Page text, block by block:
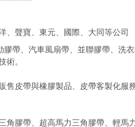
、聲寶、東元、國際、大同等公司
膠帶、汽車風扇帶、並聯膠帶、洗
術。
售皮帶與橡膠製品、皮帶客製化服
角膠帶、超高馬力三角膠帶、輕馬